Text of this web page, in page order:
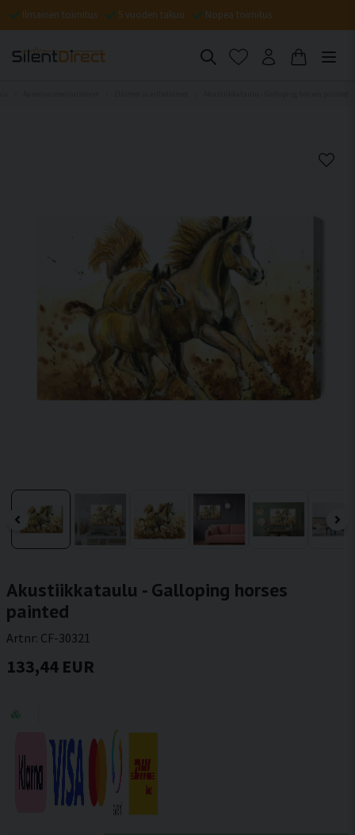
Ilmainen toimitus 5 vuoden takuu Nopea toimitus
Akustiikkataulu - Galloping horses
painted
Artnr: CF-30321
133,44 EUR